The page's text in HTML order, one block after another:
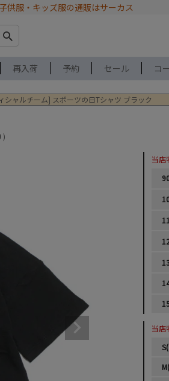
供服・キッズ服の通販はサーカス
再入荷 予約 セール コ
シャルチーム] スポーツの日Tシャツ ブラック
当店
当店